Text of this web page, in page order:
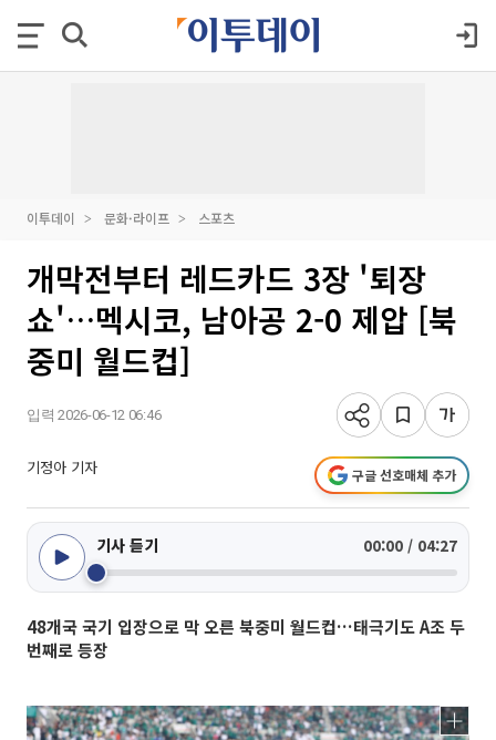
이투데이 문화·라이프 스포츠
개막전부터 레드카드 3장 '퇴장
쇼'…멕시코, 남아공 2-0 제압 [북
중미 월드컵]
입력 2026-06-12 06:46
기정아 기자 구글 선호매체 추가
기사 듣기 00:00 / 04:27
48개국 국기 입장으로 막 오른 북중미 월드컵…태극기도 A조 두
번째로 등장